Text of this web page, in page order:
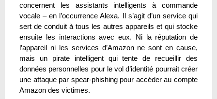
concernent les assistants intelligents à commande
vocale – en l’occurrence Alexa. Il s’agit d’un service qui
sert de conduit à tous les autres appareils et qui stocke
ensuite les interactions avec eux. Ni la réputation de
l’appareil ni les services d’Amazon ne sont en cause,
mais un pirate intelligent qui tente de recueillir des
données personnelles pour le vol d’identité pourrait créer
une attaque par spear-phishing pour accéder au compte
Amazon des victimes.